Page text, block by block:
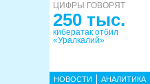
ЦИФРЫ ГОВОРЯТ
250 тыс.
кибератак отбил
«Уралкалий»
НОВОСТИ АНАЛИТИКА